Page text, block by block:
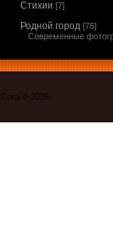
Стихии [7]
Родной город [76]
Современные
© 2026